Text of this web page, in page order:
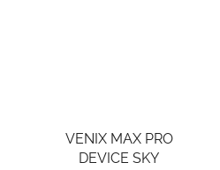
VENIX MAX PRO
DEVICE SKY